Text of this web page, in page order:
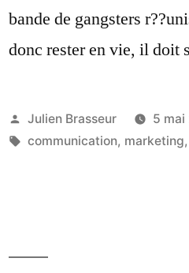
bande de gangsters
donc rester en vie, il doit
Publié
par
Julien Brasseur 5 mai
Étiquettes :
communication, marketing,